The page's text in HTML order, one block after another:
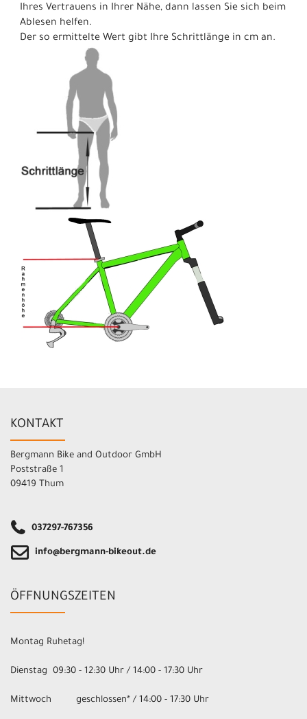
Ihres Vertrauens in Ihrer Nähe, dann lassen Sie sich beim
Ablesen helfen.
Der so ermittelte Wert gibt Ihre Schrittlänge in cm an.
KONTAKT
Bergmann Bike and Outdoor GmbH
Poststraße 1
09419 Thum
037297-767356
info@bergmann-bikeout.de
ÖFFNUNGSZEITEN
Montag Ruhetag!
Dienstag 09:30 - 12:30 Uhr / 14:00 - 17:30 Uhr
Mittwoch geschlossen* / 14:00 - 17:30 Uhr